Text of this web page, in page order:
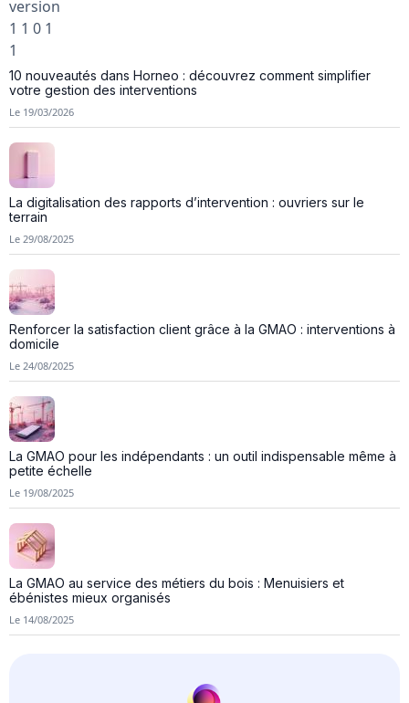
10 nouveautés dans Horneo : découvrez comment simplifier
votre gestion des interventions
Le 19/03/2026
La digitalisation des rapports d’intervention : ouvriers sur le
terrain
Le 29/08/2025
Renforcer la satisfaction client grâce à la GMAO : interventions à
domicile
Le 24/08/2025
La GMAO pour les indépendants : un outil indispensable même à
petite échelle
Le 19/08/2025
La GMAO au service des métiers du bois : Menuisiers et
ébénistes mieux organisés
Le 14/08/2025